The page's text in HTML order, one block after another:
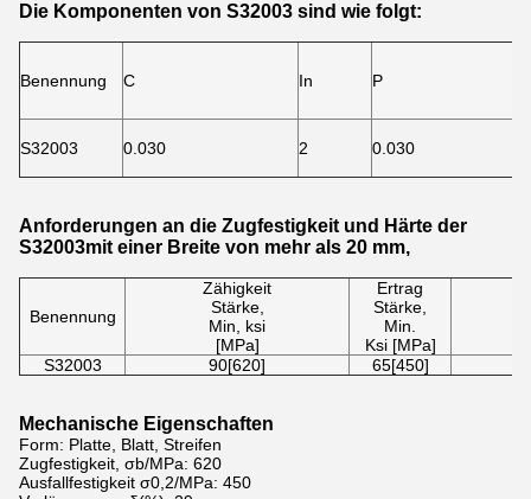
Die Komponenten von S32003 sind wie folgt:
Benennung C In P
S32003 0.030 2 0.030
Anforderungen an die Zugfestigkeit und Härte der
S32003mit einer Breite von mehr als 20 mm,
Benennung
Zähigkeit
Stärke,
Min, ksi
[MPa]
Ertrag
Stärke,
Min.
Ksi [MPa]
S32003 90[620] 65[450]
Mechanische Eigenschaften
Form: Platte, Blatt, Streifen
Zugfestigkeit, σb/MPa: 620
Ausfallfestigkeit σ0,2/MPa: 450